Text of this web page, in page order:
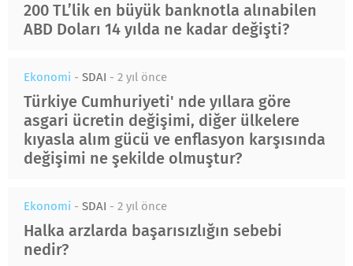
200 TL’lik en büyük banknotla alınabilen
ABD Doları 14 yılda ne kadar değişti?
Ekonomi - SDAI - 2 yıl önce
Türkiye Cumhuriyeti' nde yıllara göre
asgari ücretin değişimi, diğer ülkelere
kıyasla alım gücü ve enflasyon karşısında
değişimi ne şekilde olmuştur?
Ekonomi - SDAI - 2 yıl önce
Halka arzlarda başarısızlığın sebebi
nedir?